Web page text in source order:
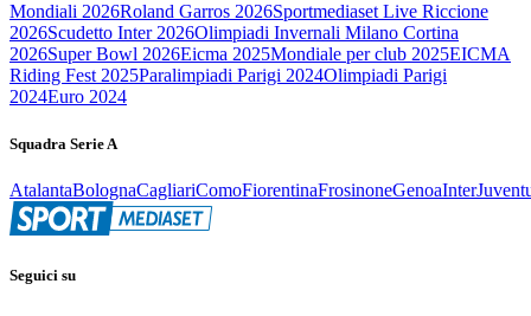
Mondiali 2026Roland Garros 2026Sportmediaset Live Riccione
2026Scudetto Inter 2026Olimpiadi Invernali Milano Cortina
2026Super Bowl 2026Eicma 2025Mondiale per club 2025EICMA
Riding Fest 2025Paralimpiadi Parigi 2024Olimpiadi Parigi
2024Euro 2024
Squadra Serie A
AtalantaBolognaCagliariComoFiorentinaFrosinoneGenoaInter
Seguici su